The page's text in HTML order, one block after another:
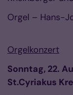
Orgel – Hans-
Orgelkonzert
Sonntag, 22.
St.Cyriakus